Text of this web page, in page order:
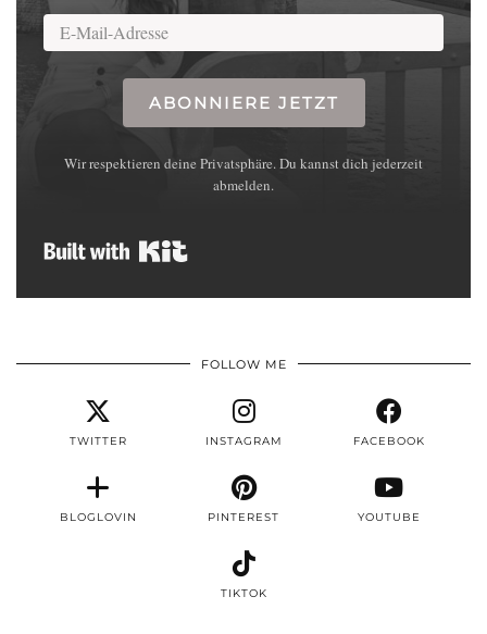
ABONNIERE JETZT
Wir respektieren deine Privatsphäre. Du kannst dich jederzeit
abmelden.
FOLLOW ME
TWITTER INSTAGRAM FACEBOOK
BLOGLOVIN PINTEREST YOUTUBE
TIKTOK